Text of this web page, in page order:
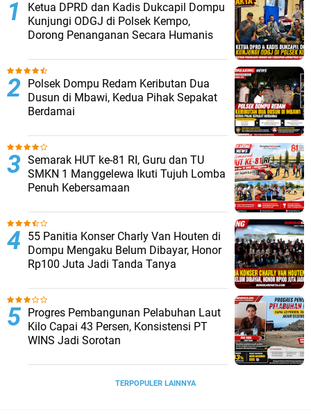
Ketua DPRD dan Kadis Dukcapil Dompu
Kunjungi ODGJ di Polsek Kempo,
Dorong Penanganan Secara Humanis
Polsek Dompu Redam Keributan Dua
Dusun di Mbawi, Kedua Pihak Sepakat
Berdamai
Semarak HUT ke-81 RI, Guru dan TU
SMKN 1 Manggelewa Ikuti Tujuh Lomba
Penuh Kebersamaan
55 Panitia Konser Charly Van Houten di
Dompu Mengaku Belum Dibayar, Honor
Rp100 Juta Jadi Tanda Tanya
Progres Pembangunan Pelabuhan Laut
Kilo Capai 43 Persen, Konsistensi PT
WINS Jadi Sorotan
TERPOPULER LAINNYA